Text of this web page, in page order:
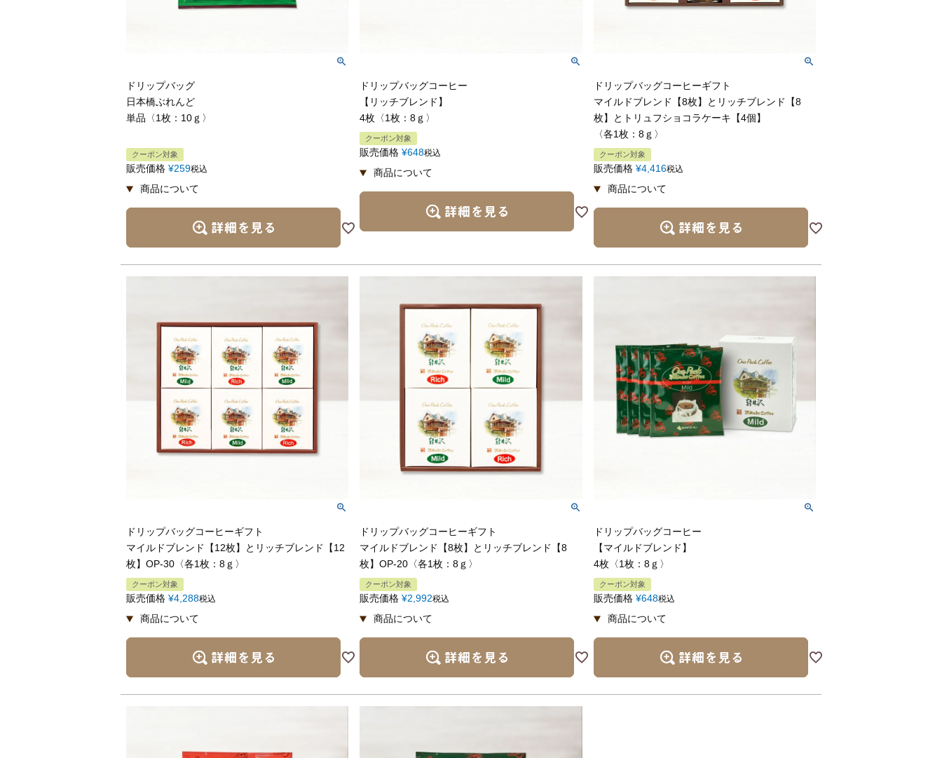
ドリップバッグ
日本橋ぶれんど
単品〈1枚：10ｇ〉
クーポン対象
販売価格 ¥259税込
ドリップバッグコーヒー
【リッチブレンド】
4枚〈1枚：8ｇ〉
クーポン対象
販売価格 ¥648税込
ドリップバッグコーヒーギフト
マイルドブレンド【8枚】とリッチブレンド【8
枚】とトリュフショコラケーキ【4個】
〈各1枚：8ｇ〉
クーポン対象
販売価格 ¥4,416税込
ドリップバッグコーヒーギフト
マイルドブレンド【12枚】とリッチブレンド【12
枚】OP-30〈各1枚：8ｇ〉
クーポン対象
販売価格 ¥4,288税込
ドリップバッグコーヒーギフト
マイルドブレンド【8枚】とリッチブレンド【8
枚】OP-20〈各1枚：8ｇ〉
クーポン対象
販売価格 ¥2,992税込
ドリップバッグコーヒー
【マイルドブレンド】
4枚〈1枚：8ｇ〉
クーポン対象
販売価格 ¥648税込